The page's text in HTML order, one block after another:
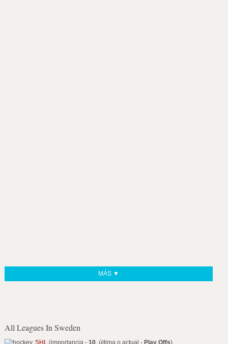
MÁS ▼
All Leagues In Sweden
SHL(importancia - 10, última o actual - Play Offs)